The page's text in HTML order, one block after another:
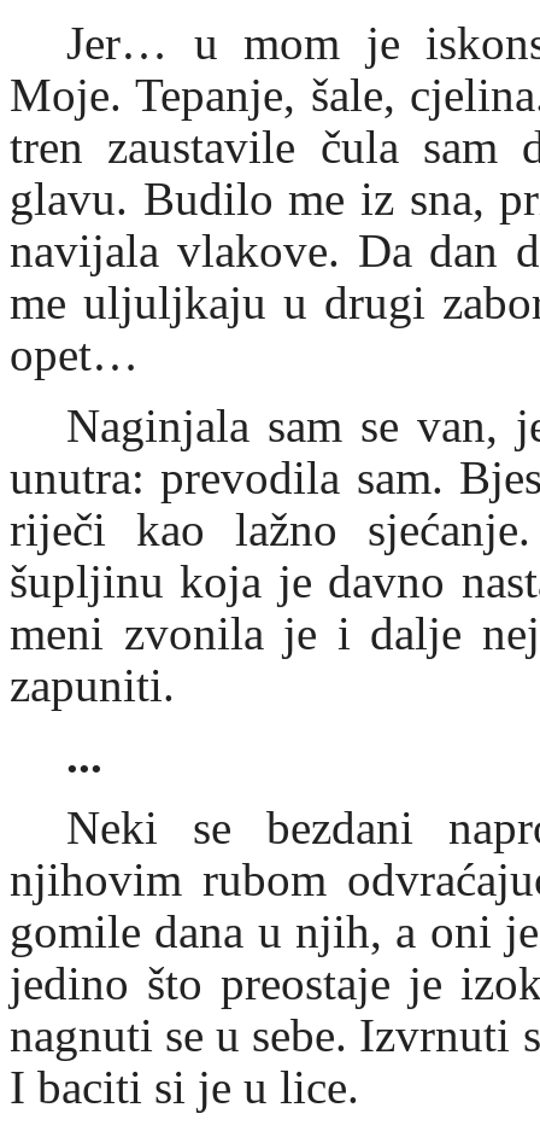
Jer… u mom je
Moje. Tepanje, šale,
tren zaustavile čula sam
glavu. Budilo me iz sna,
navijala vlakove. Da dan
me uljuljkaju u drugi
opet…
Naginjala sam se van,
unutra: prevodila sam.
riječi kao lažno
šupljinu koja je davno
meni zvonila je i dalje
zapuniti.
...
Neki se bezdani
njihovim rubom
gomile dana u njih, a oni
jedino što preostaje je
nagnuti se u sebe. Izvrnuti
I baciti si je u lice.